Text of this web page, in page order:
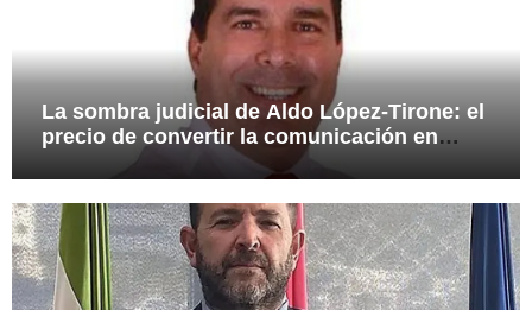
La sombra judicial de Aldo López-Tirone: el
precio de convertir la comunicación en